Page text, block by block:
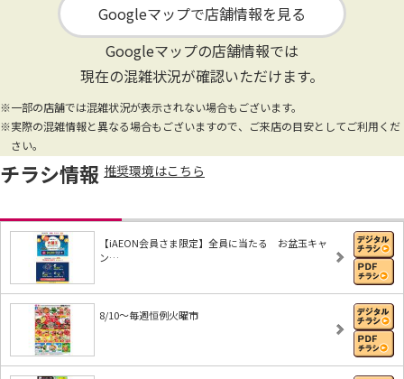
Googleマップで店舗情報を見る
Googleマップの店舗情報では
現在の混雑状況が確認いただけます。
※一部の店舗では混雑状況が表示されない場合もございます。
※実際の混雑情報と異なる場合もございますので、ご来店の目安としてご利用くだ
さい。
チラシ情報 推奨環境はこちら
【iAEON会員さま限定】全員に当たる お盆玉キャ
ン…
8/10～毎週恒例火曜市